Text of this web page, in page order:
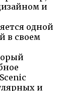
и
одной
в своем
и